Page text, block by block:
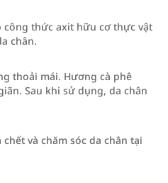
công thức axit hữu cơ thực vật
chân.
thoải mái. Hương cà phê
Sau khi sử dụng, da chân
và chăm sóc da chân tại